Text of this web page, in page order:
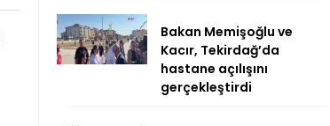
Bakan Memişoğlu ve
Kacır, Tekirdağ’da
hastane açılışını
gerçekleştirdi